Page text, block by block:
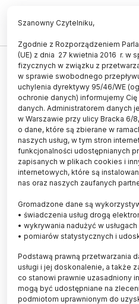
ZDROWIE
Naukowcy
"szczepionki" na
jaj
21.04.2023
aktualizacja:
3 minuty czytania
Read the English version of this
Szanowny Czytelniku,
Zgodnie z Rozporządzeniem
(UE) z dnia 27 kwietnia 2016 r. w
fizycznych w związku z
w sprawie swobodnego
uchylenia dyrektywy 95/46/WE
ochronie danych) informujemy
danych. Administratorem danych
w Warszawie przy ulicy Bracka 6/
o dane, które są zbierane w
naszych usług, w tym stron
funkcjonalności udostępnianych
zapisanych w plikach cookies i
internetowych, które są
nas oraz naszych zaufanych
Gromadzone dane są
• świadczenia usług drogą
• wykrywania nadużyć w usługach
• pomiarów statystycznych i
Podstawą prawną przetwarzania
usługi i jej doskonalenie, a także
co stanowi prawnie uzasadniony
mogą być udostępniane na
podmiotom uprawnionym do